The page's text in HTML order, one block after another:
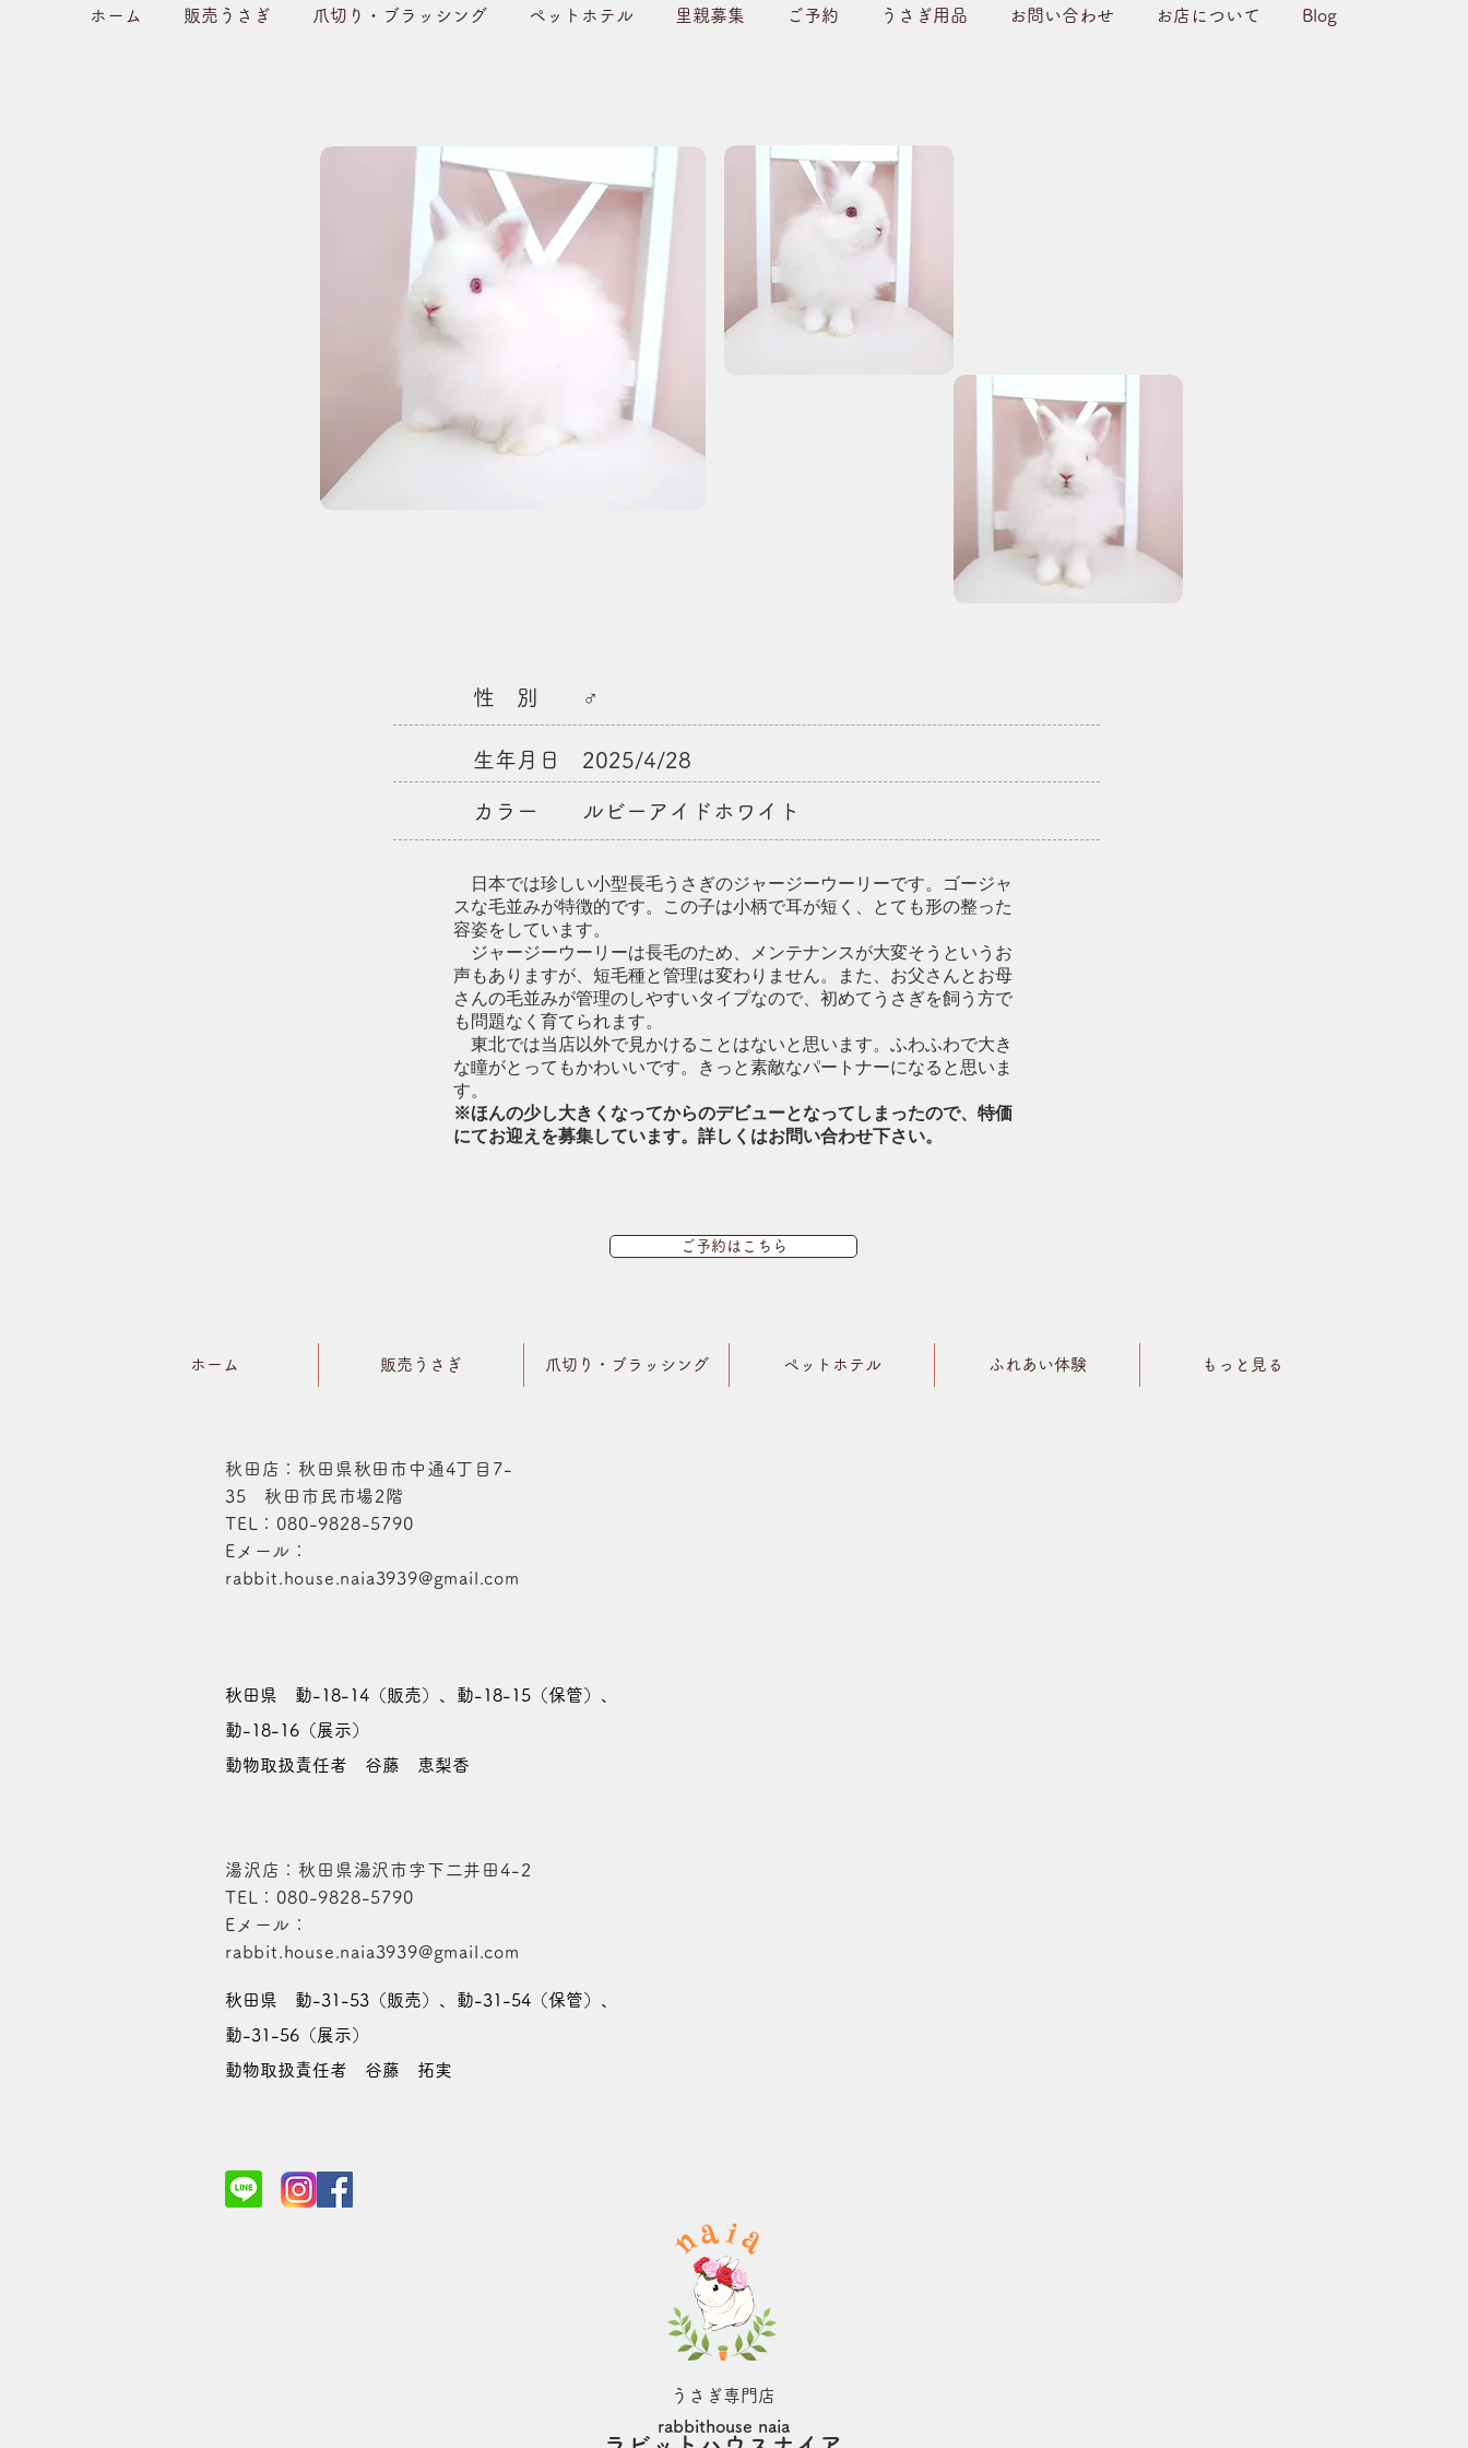
ホーム 販売うさぎ 爪切り・ブラッシング ペットホテル 里親募集 ご予約 うさぎ用品 お問い合わせ お店について Blog
性 別 ♂
生年月日 2025/4/28
カラー ルビーアイドホワイト
​ 日本では珍しい小型長毛うさぎのジャージーウーリーです。ゴージャ
スな毛並みが特徴的です。この子は小柄で耳が短く、とても形の整った
容姿をしています。
​ ジャージーウーリーは長毛のため、メンテナンスが大変そうというお
声もありますが、短毛種と管理は変わりません。また、お父さんとお母
さんの毛並みが管理のしやすいタイプなので、初めてうさぎを飼う方で
も問題なく育てられます。
東北では当店以外で見かけることはないと思います。ふわふわで大き
な瞳がとってもかわいいです。きっと素敵なパートナーになると思いま
す。
※ほんの少し大きくなってからのデビューとなってしまったので、特価
にてお迎えを募集しています。詳しくはお問い合わせ下さい。
ご予約はこちら
ホーム 販売うさぎ 爪切り・ブラッシング ペットホテル ふれあい体験 もっと見る
秋田店：秋田県秋田市中通4丁目7-
35 秋田市民市場2階
​TEL：080-9828-5790
​Eメール：
rabbit.house.naia3939@gmail.com
秋田県 動-18-14（販売）、動-18-15（保管）、
動-18-16（展示）
動物取扱責任者 谷藤 恵梨香
湯沢店：秋田県湯沢市字下二井田4-2
​TEL：080-9828-5790
​Eメール：
rabbit.house.naia3939@gmail.com
秋田県 動-31-53（販売）、動-31-54（保管）、
動-31-56（展示）
動物取扱責任者 谷藤 拓実
うさぎ専門店
rabbithouse naia